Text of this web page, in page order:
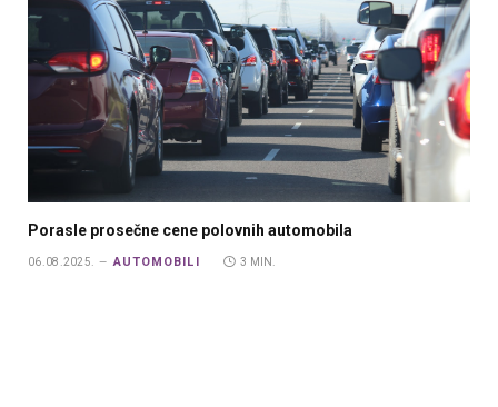
Porasle prosečne cene polovnih automobila
06.08.2025. AUTOMOBILI 3 MIN.